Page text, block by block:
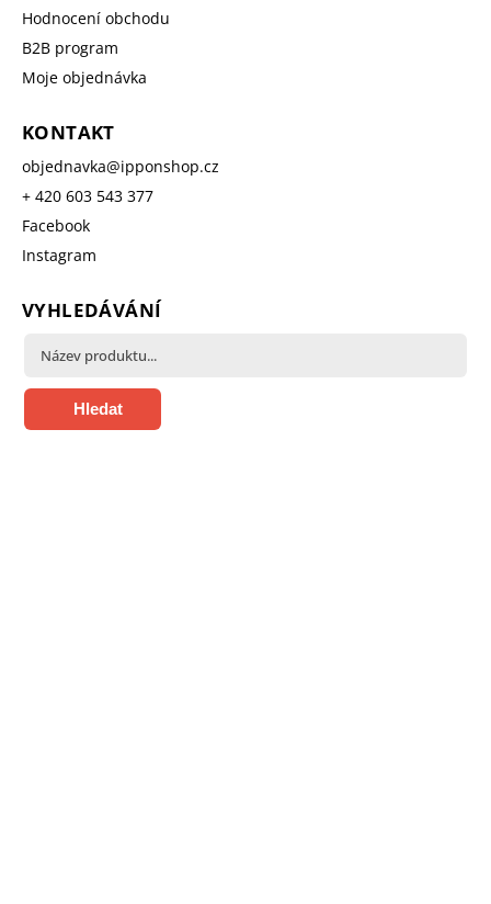
Hodnocení obchodu
B2B program
Moje objednávka
KONTAKT
objednavka@ipponshop.cz
+ 420 603 543 377
Facebook
Instagram
VYHLEDÁVÁNÍ
Hledat